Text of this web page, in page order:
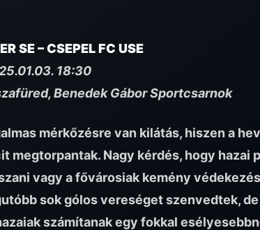
SE – CSEPEL FC USE
18:30
Benedek Gábor Sportcsarnok
mérkőzésre van kilátás, hiszen a
megtorpantak. Nagy kérdés, hogy hazai
vagy a fővárosiak kemény
sok gólos vereséget szenvedtek,
számítanak egy fokkal